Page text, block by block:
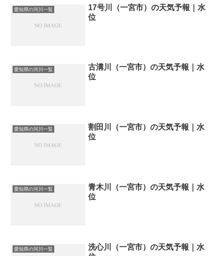
愛知県の河川一覧
17号川（一宮市）の天気予報｜水
位
愛知県の河川一覧
古溝川（一宮市）の天気予報｜水
位
愛知県の河川一覧
割田川（一宮市）の天気予報｜水
位
愛知県の河川一覧
青木川（一宮市）の天気予報｜水
位
愛知県の河川一覧
洗心川（一宮市）の天気予報｜水